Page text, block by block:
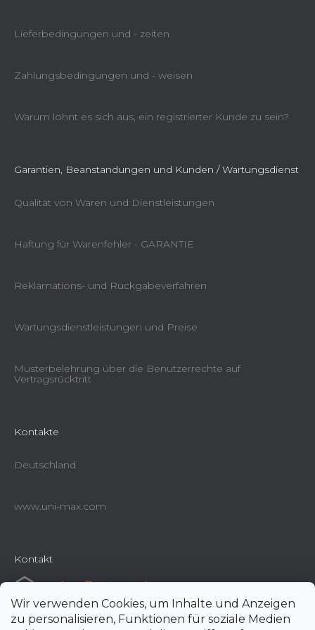
Wir verwenden Cookies, um Inhalte und Anzeigen
zu personalisieren, Funktionen für soziale Medien
Lieferbedingungen und - zeiten
Zahlungsbedingungen und - weisen
Warum lohnt es sich aus, ein registrierter Kunde zu sein?
Garantien, Beanstandungen und Kunden / Wartungsdienst
Qualität von Waren und Dienstleistungen
Haftung für Warenfehler - GARANTIE
Reklamations- und Rückgabeverfahren
Wartungsdienstleistungen und Preise
Musterbelehrung über die Benutzerrechte auf
Vertragsrücktritt
Kontakte
Deutschland
www.uni-max.com
Kontakt
e-shop@uni-max.de
+420 266 190 190